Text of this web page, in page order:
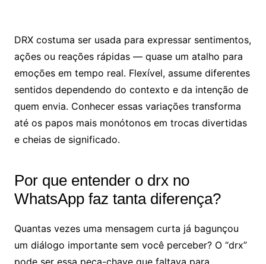
DRX costuma ser usada para expressar sentimentos,
ações ou reações rápidas — quase um atalho para
emoções em tempo real. Flexível, assume diferentes
sentidos dependendo do contexto e da intenção de
quem envia. Conhecer essas variações transforma
até os papos mais monótonos em trocas divertidas
e cheias de significado.
Por que entender o drx no
WhatsApp faz tanta diferença?
Quantas vezes uma mensagem curta já bagunçou
um diálogo importante sem você perceber? O “drx”